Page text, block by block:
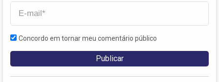
Concordo em tornar meu comentário público